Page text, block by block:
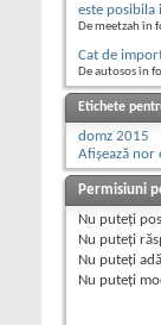
este posibila
De meetzah în
Cat de
De autosos în
Etichete
domz 2015
Afișează nor
Permisiuni
Nu puteţi
Nu puteţi
Nu puteţi
Nu puteţi